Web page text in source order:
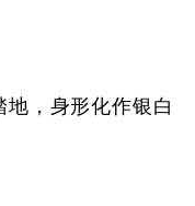
，身形化作银白